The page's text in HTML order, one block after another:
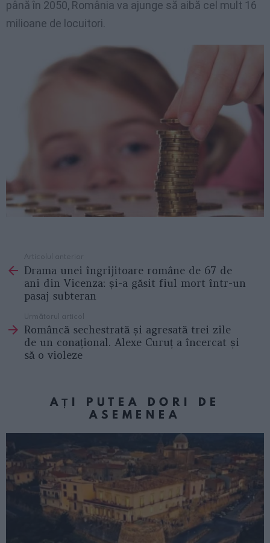
până în 2050, România va ajunge să aibă cel mult 16
milioane de locuitori.
more
Articolul anterior
Drama unei îngrijitoare române de 67 de
ani din Vicenza: și-a găsit fiul mort într-un
pasaj subteran
Următorul articol
Româncă sechestrată și agresată trei zile
de un conațional. Alexe Curuț a încercat și
să o violeze
AȚI PUTEA DORI DE
ASEMENEA